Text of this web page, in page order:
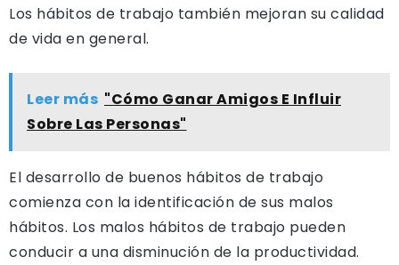
Los hábitos de trabajo también mejoran su calidad
de vida en general.
Leer más "Cómo Ganar Amigos E Influir
Sobre Las Personas"
El desarrollo de buenos hábitos de trabajo
comienza con la identificación de sus malos
hábitos. Los malos hábitos de trabajo pueden
conducir a una disminución de la productividad.